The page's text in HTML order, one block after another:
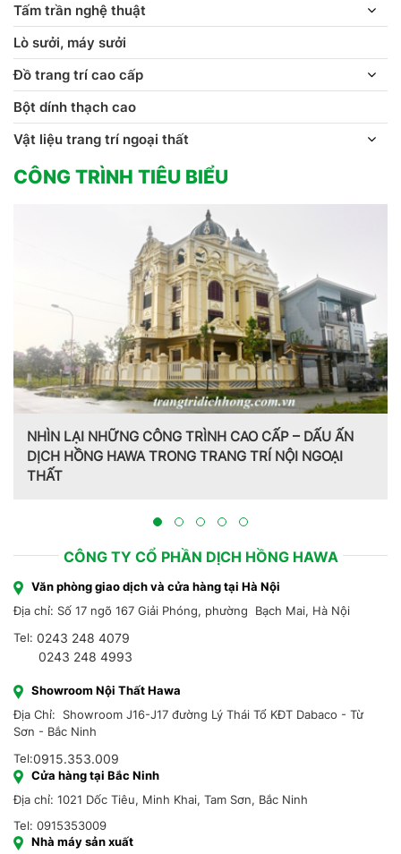
Tấm trần nghệ thuật
Lò sưởi, máy sưởi
Đồ trang trí cao cấp
Bột dính thạch cao
Vật liệu trang trí ngoại thất
CÔNG TRÌNH TIÊU BIỂU
NHÌN LẠI NHỮNG CÔNG TRÌNH CAO CẤP – DẤU ẤN
DỊCH HỒNG HAWA TRONG TRANG TRÍ NỘI NGOẠI
THẤT
CÔNG TY CỔ PHẦN DỊCH HỒNG HAWA
Văn phòng giao dịch và cửa hàng tại Hà Nội
Địa chỉ: Số 17 ngõ 167 Giải Phóng, phường Bạch Mai, Hà Nội
Tel: 0243 248 4079
0243 248 4993
Showroom Nội Thất Hawa
Địa Chỉ: Showroom J16-J17 đường Lý Thái Tổ KĐT Dabaco - Từ
Sơn - Bắc Ninh
Tel:0915.353.009
Cửa hàng tại Bắc Ninh
Địa chỉ: 1021 Dốc Tiêu, Minh Khai, Tam Sơn, Bắc Ninh
Tel: 0915353009
Nhà máy sản xuất